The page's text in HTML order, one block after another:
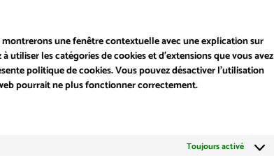
une fenêtre contextuelle avec une explication sur
utiliser les catégories de cookies et d’extensions que vous avez
politique de cookies. Vous pouvez désactiver l’utilisation
pourrait ne plus fonctionner correctement.
Toujours activé